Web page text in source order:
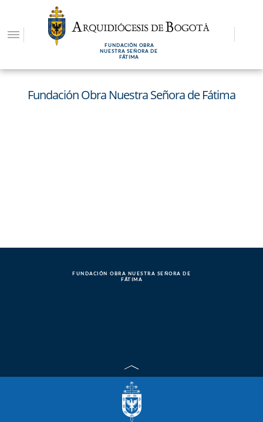
contenido
FUNDACIÓN OBRA
NUESTRA SEÑORA DE
FÁTIMA
Fundación Obra Nuestra Señora de Fátima
FUNDACIÓN OBRA NUESTRA SEÑORA DE
FÁTIMA